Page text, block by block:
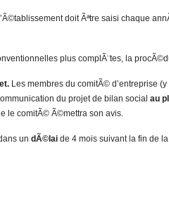
doit Ãªtre saisi chaque
plus complÃ¨tes, la
Les membres du comitÃ© d’entreprise
du projet de bilan social au
le comitÃ© Ã©mettra son avis.
un dÃ©lai de 4 mois suivant la fin de